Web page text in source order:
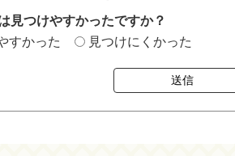
見つけやすかったですか？
すかった
見つけにくかった
送信